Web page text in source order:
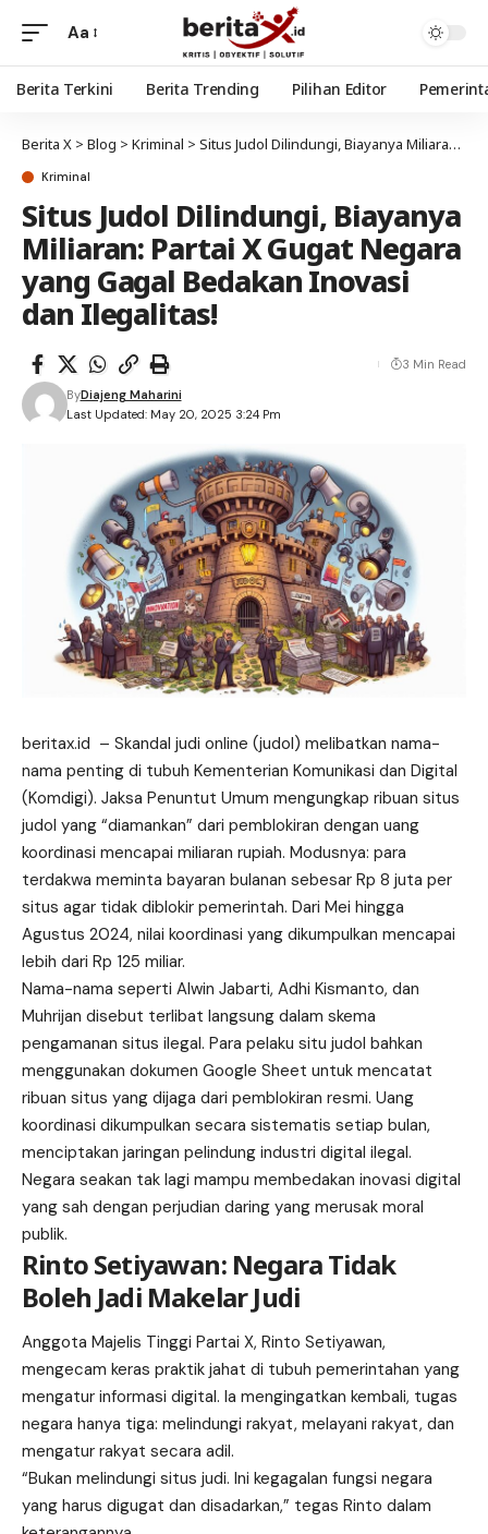
Aa
Berita Terkini Berita Trending Pilihan Editor
Berita X > Blog > Kriminal > Situs Judol Dilindungi, Biayanya Miliaran: Partai X Gugat Negara yang Gagal Bedakan Inovasi dan Ilegalitas!
Kriminal
Situs Judol Dilindungi, Biayanya
Miliaran: Partai X Gugat Negara
yang Gagal Bedakan Inovasi
dan Ilegalitas!
Last Updated: May 20, 2025 3:24 Pm
ByDiajeng Maharini
3 Min Read
beritax.id – Skandal judi online (judol) melibatkan nama-
nama penting di tubuh Kementerian Komunikasi dan Digital
(Komdigi). Jaksa Penuntut Umum mengungkap ribuan situs
judol yang “diamankan” dari pemblokiran dengan uang
koordinasi mencapai miliaran rupiah. Modusnya: para
terdakwa meminta bayaran bulanan sebesar Rp 8 juta per
situs agar tidak diblokir pemerintah. Dari Mei hingga
Agustus 2024, nilai koordinasi yang dikumpulkan mencapai
lebih dari Rp 125 miliar.
Nama-nama seperti Alwin Jabarti, Adhi Kismanto, dan
Muhrijan disebut terlibat langsung dalam skema
pengamanan situs ilegal. Para pelaku situ judol bahkan
menggunakan dokumen Google Sheet untuk mencatat
ribuan situs yang dijaga dari pemblokiran resmi. Uang
koordinasi dikumpulkan secara sistematis setiap bulan,
menciptakan jaringan pelindung industri digital ilegal.
Negara seakan tak lagi mampu membedakan inovasi digital
yang sah dengan perjudian daring yang merusak moral
publik.
Rinto Setiyawan: Negara Tidak
Boleh Jadi Makelar Judi
Anggota Majelis Tinggi Partai X, Rinto Setiyawan,
mengecam keras praktik jahat di tubuh pemerintahan yang
mengatur informasi digital. Ia mengingatkan kembali, tugas
negara hanya tiga: melindungi rakyat, melayani rakyat, dan
mengatur rakyat secara adil.
“Bukan melindungi situs judi. Ini kegagalan fungsi negara
yang harus digugat dan disadarkan,” tegas Rinto dalam